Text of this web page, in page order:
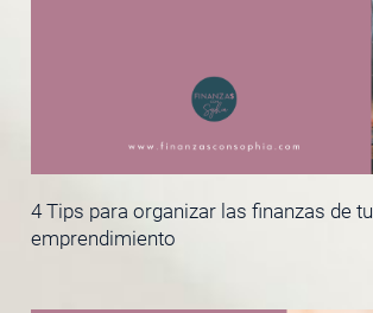
4 Tips para organizar las finanzas de tu
emprendimiento